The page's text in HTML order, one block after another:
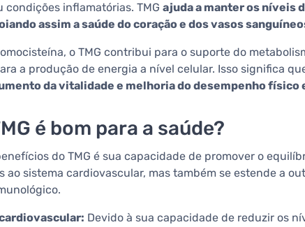
condições inflamatórias. TMG ajuda a manter os níveis
assim a saúde do coração e dos vasos
o TMG contribui para o suporte do
a produção de energia a nível celular. Isso significa
da vitalidade e melhoria do desempenho físico
é bom para a saúde?
do TMG é sua capacidade de promover o
ao sistema cardiovascular, mas também se estende a
Devido à sua capacidade de reduzir os